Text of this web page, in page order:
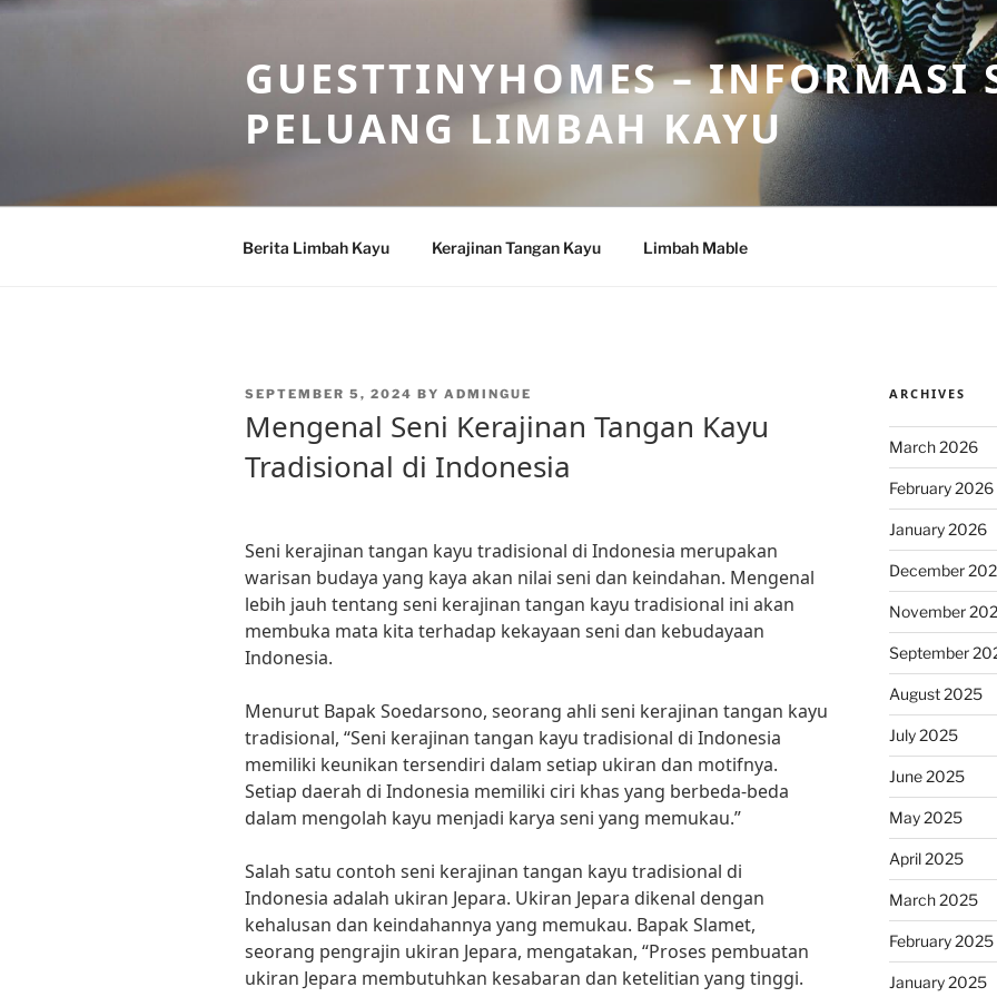
Skip
GUESTTINYHOMES – INFORMASI
PELUANG LIMBAH KAYU
Berita Limbah Kayu Kerajinan Tangan Kayu Limbah Mable
POSTED
SEPTEMBER 5, 2024 BY ADMINGUE
Mengenal Seni Kerajinan Tangan Kayu
Tradisional di Indonesia
Seni kerajinan tangan kayu tradisional di Indonesia merupakan
warisan budaya yang kaya akan nilai seni dan keindahan. Mengenal
lebih jauh tentang seni kerajinan tangan kayu tradisional ini akan
membuka mata kita terhadap kekayaan seni dan kebudayaan
Indonesia.
Menurut Bapak Soedarsono, seorang ahli seni kerajinan tangan kayu
tradisional, “Seni kerajinan tangan kayu tradisional di Indonesia
memiliki keunikan tersendiri dalam setiap ukiran dan motifnya.
Setiap daerah di Indonesia memiliki ciri khas yang berbeda-beda
dalam mengolah kayu menjadi karya seni yang memukau.”
Salah satu contoh seni kerajinan tangan kayu tradisional di
Indonesia adalah ukiran Jepara. Ukiran Jepara dikenal dengan
kehalusan dan keindahannya yang memukau. Bapak Slamet,
seorang pengrajin ukiran Jepara, mengatakan, “Proses pembuatan
ukiran Jepara membutuhkan kesabaran dan ketelitian yang tinggi.
ARCHIVES
March 2026
February 2026
January 2026
December
November
September
August 2025
July 2025
June 2025
May 2025
April 2025
March 2025
February 2025
January 2025